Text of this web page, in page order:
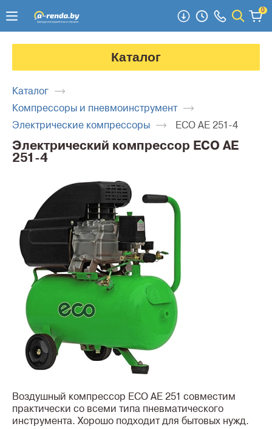
0
Каталог
Каталог
Компрессоры и пневмоинструмент
Электрические компрессоры
ECO AE 251-4
Электрический компрессор ECO AE
251-4
Воздушный компрессор ECO AE 251 совместим
практически со всеми типа пневматического
инструмента. Хорошо подходит для бытовых нужд.